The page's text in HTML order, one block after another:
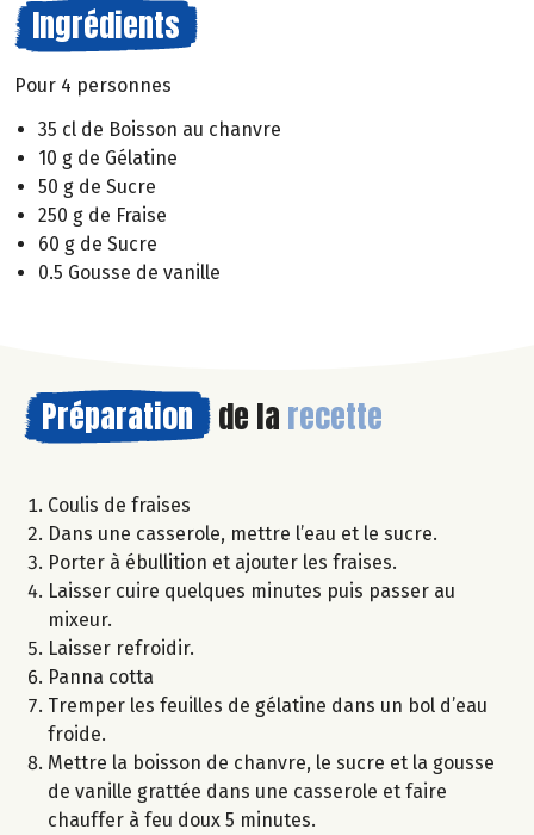
Ingrédients
Pour 4 personnes
35 cl de Boisson au chanvre
10 g de Gélatine
50 g de Sucre
250 g de Fraise
60 g de Sucre
0.5 Gousse de vanille
Préparation de la recette
Coulis de fraises
Dans une casserole, mettre l’eau et le sucre.
Porter à ébullition et ajouter les fraises.
Laisser cuire quelques minutes puis passer au
mixeur.
Laisser refroidir.
Panna cotta
Tremper les feuilles de gélatine dans un bol d’eau
froide.
Mettre la boisson de chanvre, le sucre et la gousse
de vanille grattée dans une casserole et faire
chauffer à feu doux 5 minutes.